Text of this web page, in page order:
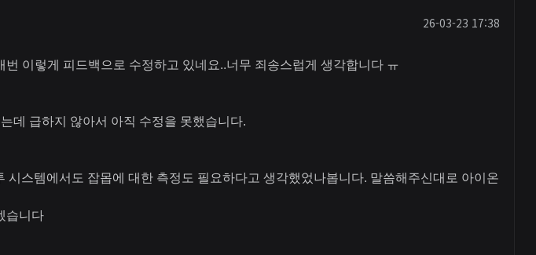
26-03-23 17:38
이렇게 피드백으로 수정하고 있네요..너무 죄송스럽게 생각합니다 ㅠ
데 급하지 않아서 아직 수정을 못했습니다.
스템에서도 잡몹에 대한 측정도 필요하다고 생각했었나봅니다. 말씀해주신대로 아이온
습니다